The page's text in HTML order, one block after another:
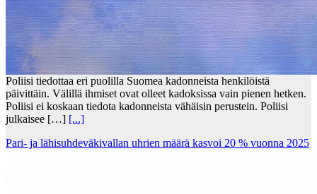
Poliisi tiedottaa eri puolilla Suomea kadonneista henkilöistä
päivittäin. Välillä ihmiset ovat olleet kadoksissa vain pienen hetken.
Poliisi ei koskaan tiedota kadonneista vähäisin perustein. Poliisi
julkaisee […] [...]
Pari- ja lähisuhdeväkivallan uhrien määrä kasvoi 20 % vuonna 2025